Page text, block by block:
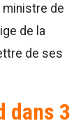
ministre de
de la
de ses
dans 3